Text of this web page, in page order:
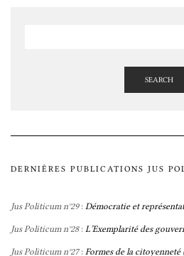
SEARCH
DERNIÈRES PUBLICATIONS JUS
Jus Politicum n°29: Démocratie et
Jus Politicum n°28: L’Exemplarité des
Jus Politicum n°27: Formes de la citoyenneté